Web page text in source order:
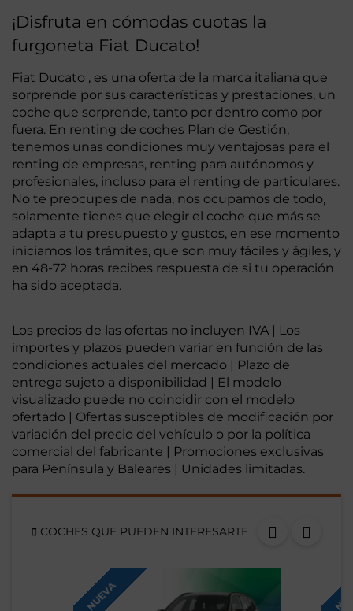
¡Disfruta en cómodas cuotas la
furgoneta Fiat Ducato!
Fiat Ducato , es una oferta de la marca italiana que
sorprende por sus características y prestaciones, un
coche que sorprende, tanto por dentro como por
fuera. En renting de coches Plan de Gestión,
tenemos unas condiciones muy ventajosas para el
renting de empresas, renting para autónomos y
profesionales, incluso para el renting de particulares.
No te preocupes de nada, nos ocupamos de todo,
solamente tienes que elegir el coche que más se
adapta a tu presupuesto y gustos, en ese momento
iniciamos los trámites, que son muy fáciles y ágiles, y
en 48-72 horas recibes respuesta de si tu operación
ha sido aceptada.
Los precios de las ofertas no incluyen IVA | Los
importes y plazos pueden variar en función de las
condiciones actuales del mercado | Plazo de
entrega sujeto a disponibilidad | El modelo
visualizado puede no coincidir con el modelo
ofertado | Ofertas susceptibles de modificación por
variación del precio del vehículo o por la política
comercial del fabricante | Promociones exclusivas
para Península y Baleares | Unidades limitadas.
COCHES QUE PUEDEN INTERESARTE
NUEVA